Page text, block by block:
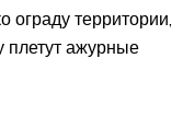
ограду территории,
ажурные